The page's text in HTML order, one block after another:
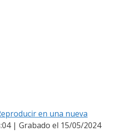
en una nueva
| Grabado el 15/05/2024